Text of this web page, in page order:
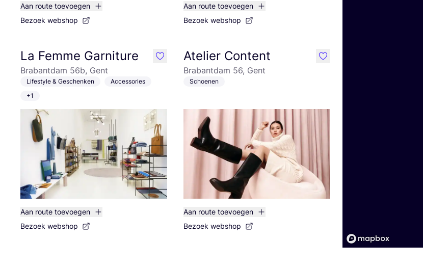
Aan route toevoegen
Bezoek webshop
Aan route toevoegen
Bezoek webshop
La Femme Garniture
Brabantdam 56b, Gent
Lifestyle & Geschenken
Accessories
+1
Aan route toevoegen
Bezoek webshop
like Atelier Content
Brabantdam 56, Gent
Schoenen
Aan route toevoegen
Bezoek webshop
like